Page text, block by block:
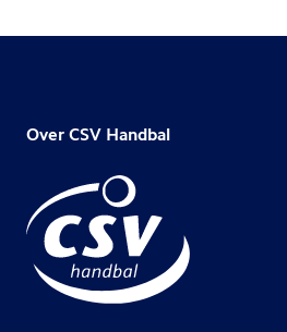
Over CSV Handbal